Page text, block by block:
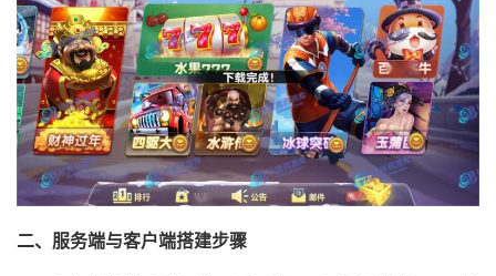
二、服务端与客户端搭建步骤